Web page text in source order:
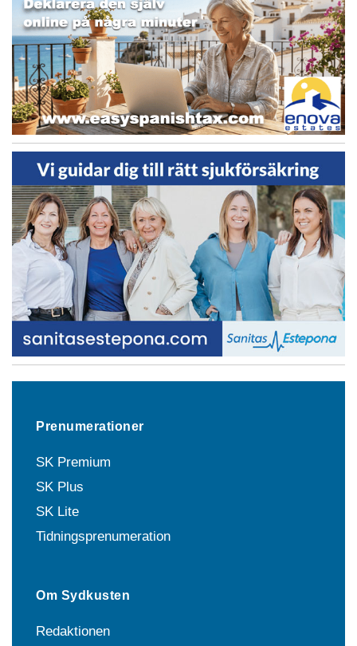
Prenumerationer
SK Premium
SK Plus
SK Lite
Tidningsprenumeration
Om Sydkusten
Redaktionen